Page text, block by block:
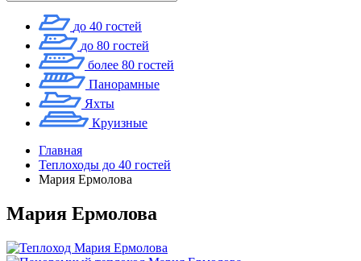
до 40 гостей
до 80 гостей
более 80 гостей
Панорамные
Яхты
Круизные
Главная
Теплоходы до 40 гостей
Мария Ермолова
Мария Ермолова